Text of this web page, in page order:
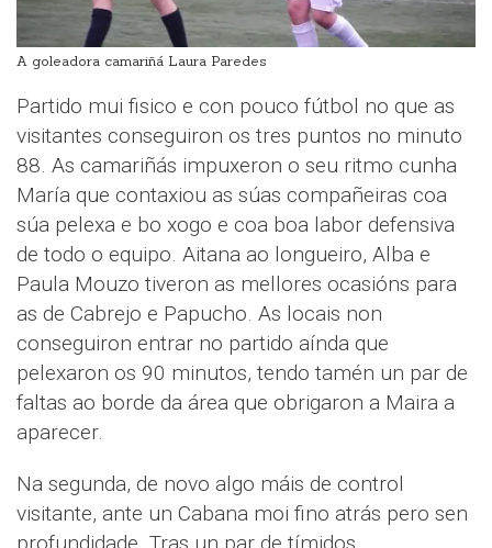
A goleadora camariñá Laura Paredes
Partido mui fisico e con pouco fútbol no que as
visitantes conseguiron os tres puntos no minuto
88. As camariñás impuxeron o seu ritmo cunha
María que contaxiou as súas compañeiras coa
súa pelexa e bo xogo e coa boa labor defensiva
de todo o equipo. Aitana ao longueiro, Alba e
Paula Mouzo tiveron as mellores ocasións para
as de Cabrejo e Papucho. As locais non
conseguiron entrar no partido aínda que
pelexaron os 90 minutos, tendo tamén un par de
faltas ao borde da área que obrigaron a Maira a
aparecer.
Na segunda, de novo algo máis de control
visitante, ante un Cabana moi fino atrás pero sen